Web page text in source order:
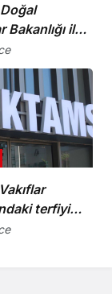
Doğal
Bakanlığı ile
iş birliği
terfiyi